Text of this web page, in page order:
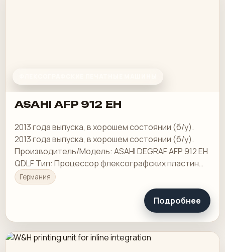
ASAHI AFP 912 EH
2013 года выпуска, в хорошем состоянии (б/у).
2013 года выпуска, в хорошем состоянии (б/у).
Производитель/Модель: ASAHI DEGRAF AFP 912 EH
QDLF Тип: Процессор флексографских пластин
(экспонирование – нагрев – сушка – легкая…
Германия
Подробнее